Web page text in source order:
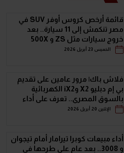
قائمة أرخص كروس أوفر SUV في
مصر تنكمش إلى 11 سيارة.. بعد
خروج سيارات مثل ZS و 500X
الخميس 23 أبريل 2026
فلاش باك| مرور عامين على تقديم
بي إم دبليو X2 وiX2 الكهربائية
بالسوق المصري.. تعرف على أداء
مبيعاتهما
الإثنين 20 أبريل 2026
أداء مبيعات كوبرا تيرامار أمام تيجوان
و 3008.. بعد عام على طرحها في